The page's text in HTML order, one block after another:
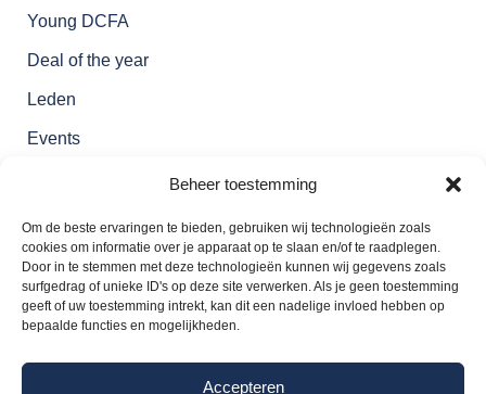
Beheer toestemming
Om de beste ervaringen te bieden, gebruiken wij technologieën zoals
cookies om informatie over je apparaat op te slaan en/of te raadplegen.
Door in te stemmen met deze technologieën kunnen wij gegevens zoals
surfgedrag of unieke ID's op deze site verwerken. Als je geen toestemming
geeft of uw toestemming intrekt, kan dit een nadelige invloed hebben op
bepaalde functies en mogelijkheden.
Accepteren
Young DCFA
Deal of the year
Leden
Events
Contact
Contact
Dutch Corporate Finance Association
Bredaseweg 108a